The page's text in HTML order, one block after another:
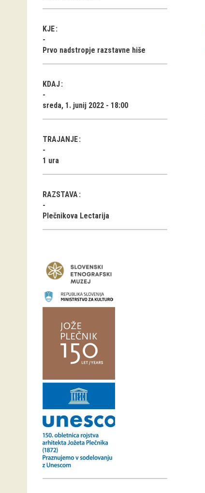
KJE
Prvo nadstropje razstavne hiše
KDAJ
sreda, 1. junij 2022 - 18:00
TRAJANJE
1 ura
RAZSTAVA
Plečnikova Lectarija